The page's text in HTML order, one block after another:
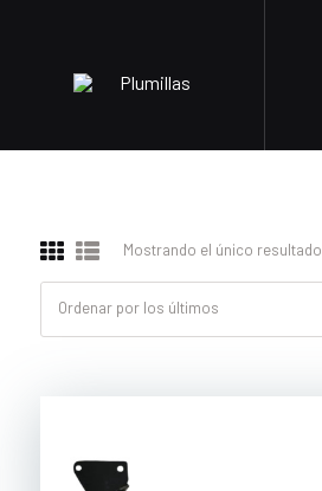
Plumillas
Mostrando el único resultado